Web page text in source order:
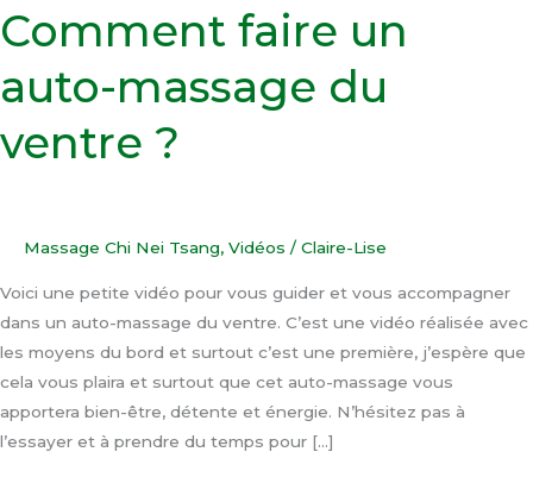
Comment faire un
auto-massage du
ventre ?
Massage Chi Nei Tsang, Vidéos / Claire-Lise
Voici une petite vidéo pour vous guider et vous accompagner
dans un auto-massage du ventre. C’est une vidéo réalisée avec
les moyens du bord et surtout c’est une première, j’espère que
cela vous plaira et surtout que cet auto-massage vous
apportera bien-être, détente et énergie. N’hésitez pas à
l’essayer et à prendre du temps pour […]